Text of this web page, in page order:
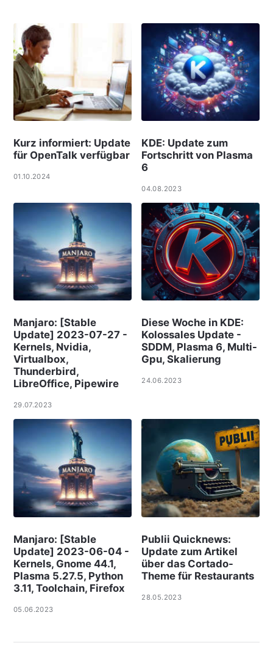
Kurz informiert: Update
für OpenTalk verfügbar
01.10.2024
KDE: Update zum
Fortschritt von Plasma
6
04.08.2023
Manjaro: [Stable
Update] 2023-07-27 -
Kernels, Nvidia,
Virtualbox,
Thunderbird,
LibreOffice, Pipewire
29.07.2023
Diese Woche in KDE:
Kolossales Update -
SDDM, Plasma 6, Multi-
Gpu, Skalierung
24.06.2023
Manjaro: [Stable
Update] 2023-06-04 -
Kernels, Gnome 44.1,
Plasma 5.27.5, Python
3.11, Toolchain, Firefox
05.06.2023
Publii Quicknews:
Update zum Artikel
über das Cortado-
Theme für Restaurants
28.05.2023